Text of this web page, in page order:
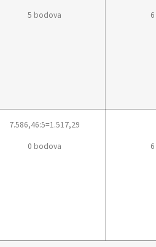
5 bodova
7.586,46:5=1.517,29
0 bodova